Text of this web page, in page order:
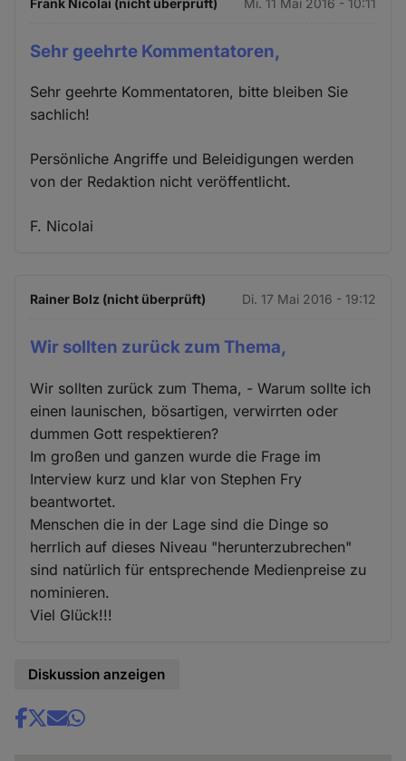
Sehr geehrte Kommentatoren,
Sehr geehrte Kommentatoren, bitte bleiben Sie
sachlich!
Persönliche Angriffe und Beleidigungen werden
von der Redaktion nicht veröffentlicht.
F. Nicolai
Rainer Bolz (nicht überprüft) Di. 17 Mai 2016 - 19:12
Wir sollten zurück zum Thema,
Wir sollten zurück zum Thema, - Warum sollte ich
einen launischen, bösartigen, verwirrten oder
dummen Gott respektieren?
Im großen und ganzen wurde die Frage im
Interview kurz und klar von Stephen Fry
beantwortet.
Menschen die in der Lage sind die Dinge so
herrlich auf dieses Niveau "herunterzubrechen"
sind natürlich für entsprechende Medienpreise zu
nominieren.
Viel Glück!!!
Diskussion anzeigen
Share